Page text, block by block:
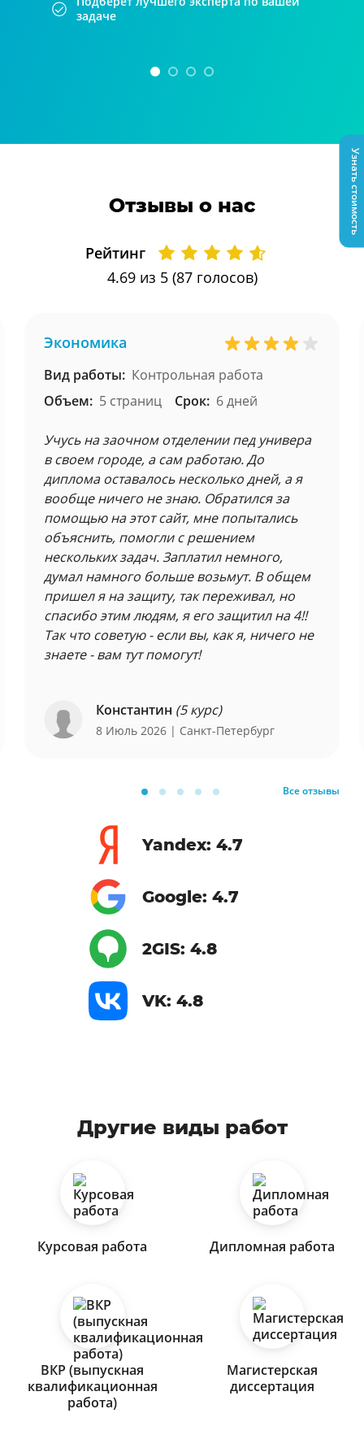
задаче
Отзывы о нас
Рейтинг
4.69из 5 (87 голосов)
Экономика
Вид работы: Контрольная работа
Объем: 5 страниц Срок: 6 дней
Учусь на заочном отделении пед универа
в своем городе, а сам работаю. До
диплома оставалось несколько дней, а я
вообще ничего не знаю. Обратился за
помощью на этот сайт, мне попытались
объяснить, помогли с решением
нескольких задач. Заплатил немного,
думал намного больше возьмут. В общем
пришел я на защиту, так переживал, но
спасибо этим людям, я его защитил на 4!!
Так что советую - если вы, как я, ничего не
знаете - вам тут помогут!
Константин (5 курс)
8 Июль 2026 | Санкт-Петербург
Все отзывы
Yandex: 4.7
Google: 4.7
2GIS: 4.8
VK: 4.8
Другие виды работ
Курсовая работа Дипломная работа
ВКР (выпускная
квалификационная
работа)
Магистерская
диссертация
Узнать стоимость